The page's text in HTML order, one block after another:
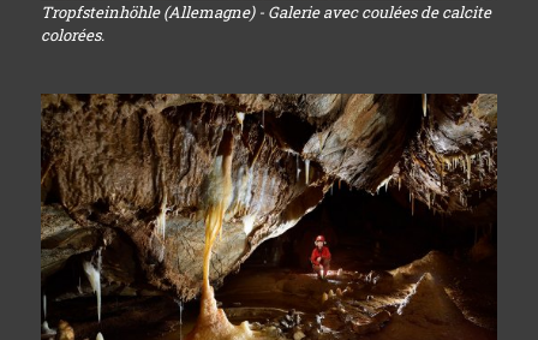
Tropfsteinhöhle (Allemagne) - Galerie avec coulées de calcite
colorées.